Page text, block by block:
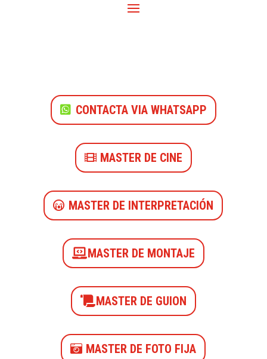
CONTACTA VIA WHATSAPP
MASTER DE CINE
MASTER DE INTERPRETACIÓN
MASTER DE MONTAJE
MASTER DE GUION
MASTER DE FOTO FIJA